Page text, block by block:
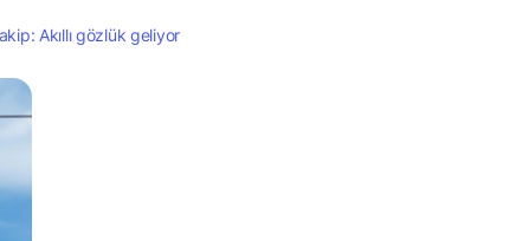
Akıllı gözlük geliyor